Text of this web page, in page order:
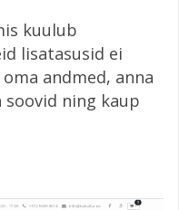
kuulub
lisatasusid ei
andmed, anna
soovid ning kaup